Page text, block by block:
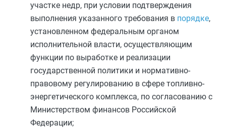
участке недр, при условии подтверждения
выполнения указанного требования в порядке,
установленном федеральным органом
исполнительной власти, осуществляющим
функции по выработке и реализации
государственной политики и нормативно-
правовому регулированию в сфере топливно-
энергетического комплекса, по согласованию с
Министерством финансов Российской
Федерации;